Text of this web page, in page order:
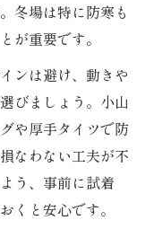
冬場は特に防寒も
が重要です。
ンは避け、動きや
びましょう。小山
や厚手タイツで防
なわない工夫が不
う、事前に試着
くと安心です。